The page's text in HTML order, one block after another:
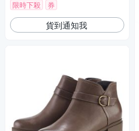
限時下殺 券
貨到通知我